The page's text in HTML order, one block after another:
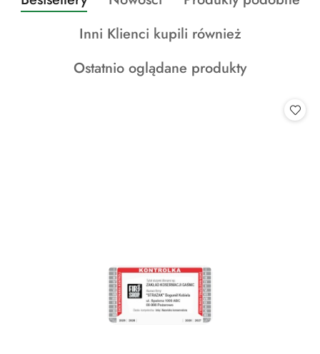
Pomiń karuzelę produktów
o
statusie:
statusie:
Produkty
statusie:
Inni Klienci kupili również
Produkty
Ostatnio oglądane produkty